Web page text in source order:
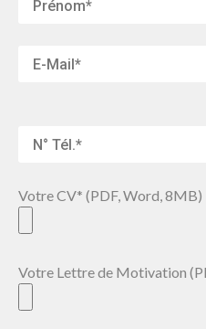
Votre CV* (PDF, Word, 8MB)
Votre Lettre de Motivation